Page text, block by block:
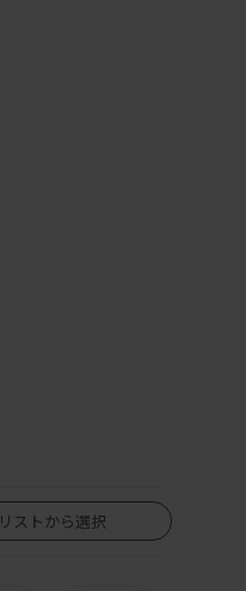
リストから選択